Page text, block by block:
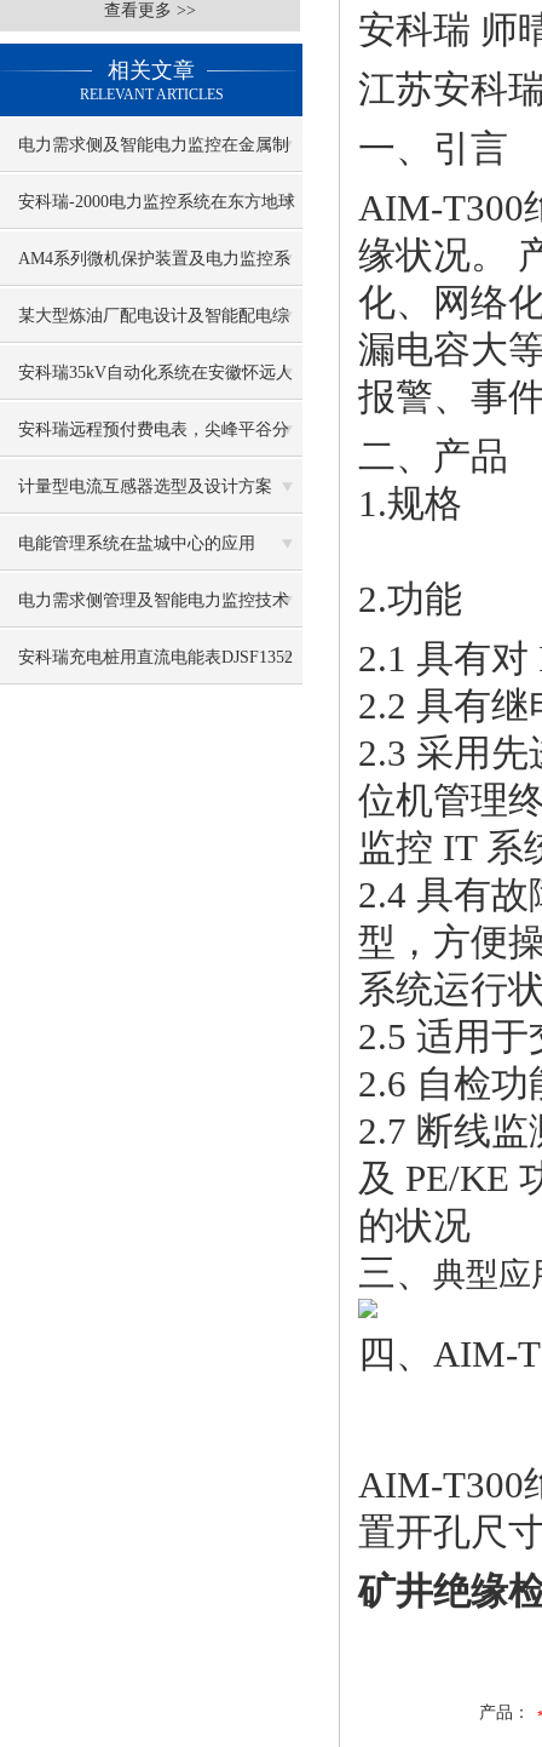
查看更多 >>
相关文章
RELEVANT ARTICLES
电力需求侧及智能电力监控在金属制
品行业错峰限电中的应用
安科瑞-2000电力监控系统在东方地球
物理公司涿州基地的应用
AM4系列微机保护装置及电力监控系
统在玉石高速公路配电工程项目的应
用
某大型炼油厂配电设计及智能配电综
合自动化系统应用
安科瑞35kV自动化系统在安徽怀远人
民医院35kV配电工程的应用
安科瑞远程预付费电表，尖峰平谷分
时计费省电费
计量型电流互感器选型及设计方案
电能管理系统在盐城中心的应用
电力需求侧管理及智能电力监控技术
交通运输设备制造行业错峰限电
安科瑞充电桩用直流电能表DJSF1352
安科瑞 师
江苏安科
一、引言
AIM-T300
缘状况。
化、网络
漏电容大
报警、事
二、产品
1.规格
2.功能
2.1 具有
2.2 具有
2.3 采用
位机管理
监控 IT 系
2.4 具有
型，方便
系统运行
2.5 适用
2.6 自检
2.7 断线
及 PE/KE
的状况
三、 典型应
四、 AIM-
AIM-T300
置开孔尺
矿井绝缘
产品：